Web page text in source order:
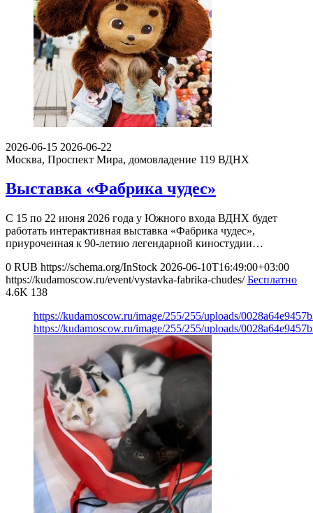
2026-06-15 2026-06-22
Москва, Проспект Мира, домовладение 119 ВДНХ
Выставка «Фабрика чудес»
С 15 по 22 июня 2026 года у Южного входа ВДНХ будет
работать интерактивная выставка «Фабрика чудес»,
приуроченная к 90-летию легендарной киностудии…
0 RUB https://schema.org/InStock 2026-06-10T16:49:00+03:00
https://kudamoscow.ru/event/vystavka-fabrika-chudes/ Бесплатно
4.6K 138
https://kudamoscow.ru/image/255/255/uploads/
https://kudamoscow.ru/image/255/255/uploads/